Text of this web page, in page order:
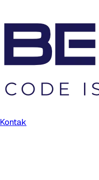
Kontak